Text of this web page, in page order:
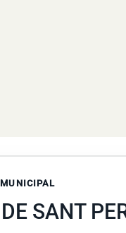
MUNICIPAL
SANT